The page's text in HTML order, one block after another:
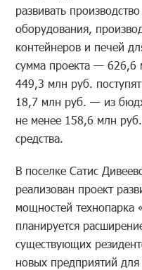
развивать
оборудования,
контейнеров и печей
сумма проекта — 626,6
449,3 млн руб.
18,7 млн руб. — из
не менее 158,6 млн руб.
средства.
В поселке Сатис
реализован проект
мощностей технопарка
планируется
существующих
новых предприятий